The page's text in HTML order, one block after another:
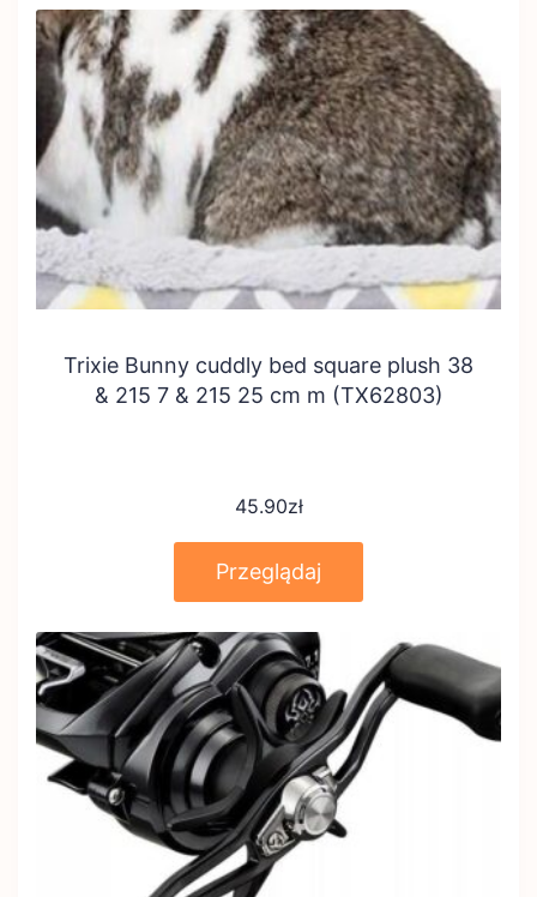
Trixie Bunny cuddly bed square plush 38
& 215 7 & 215 25 cm m (TX62803)
45.90zł
Przeglądaj